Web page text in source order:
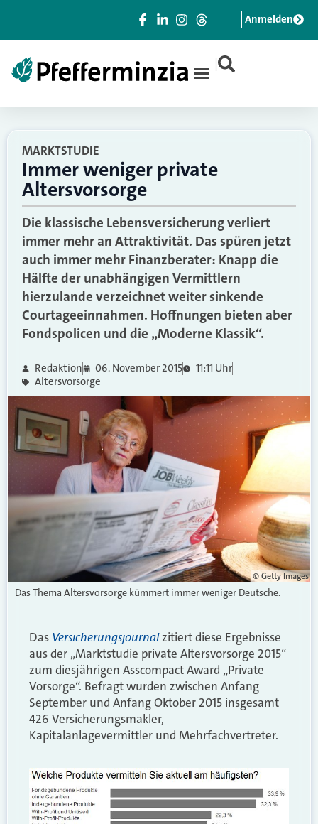
|
Anmelden
MARKTSTUDIE
Immer weniger private
Altersvorsorge
Die klassische Lebensversicherung verliert
immer mehr an Attraktivität. Das spüren jetzt
auch immer mehr Finanzberater: Knapp die
Hälfte der unabhängigen Vermittlern
hierzulande verzeichnet weiter sinkende
Courtageeinnahmen. Hoffnungen bieten aber
Fondspolicen und die „Moderne Klassik“.
Redaktion 06. November 2015
11:11 Uhr
Altersvorsorge
© Getty Images
Das Thema Altersvorsorge kümmert immer weniger Deutsche.
Das Versicherungsjournalzitiert diese Ergebnisse
aus der „Marktstudie private Altersvorsorge 2015“
zum diesjährigen Asscompact Award „Private
Vorsorge“. Befragt wurden zwischen Anfang
September und Anfang Oktober 2015 insgesamt
426 Versicherungsmakler,
Kapitalanlagevermittler und Mehrfachvertreter.